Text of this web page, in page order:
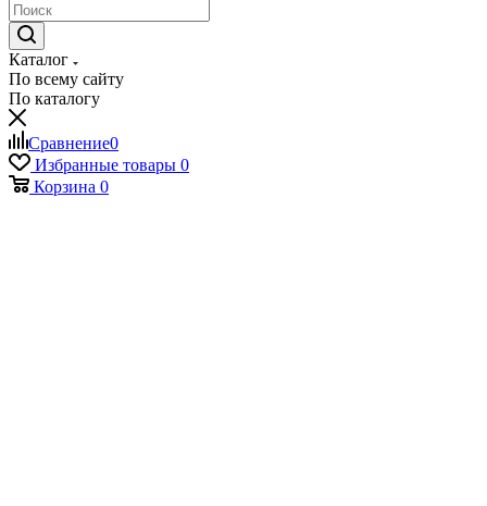
Каталог
По всему сайту
По каталогу
Сравнение0
Избранные товары 0
Корзина 0